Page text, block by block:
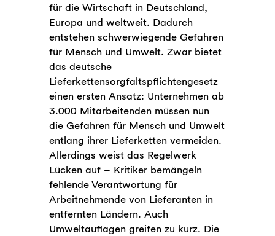
für die Wirtschaft in Deutschland,
Europa und weltweit. Dadurch
entstehen schwerwiegende Gefahren
für Mensch und Umwelt. Zwar bietet
das deutsche
Lieferkettensorgfaltspflichtengesetz
einen ersten Ansatz: Unternehmen ab
3.000 Mitarbeitenden müssen nun
die Gefahren für Mensch und Umwelt
entlang ihrer Lieferketten vermeiden.
Allerdings weist das Regelwerk
Lücken auf – Kritiker bemängeln
fehlende Verantwortung für
Arbeitnehmende von Lieferanten in
entfernten Ländern. Auch
Umweltauflagen greifen zu kurz. Die